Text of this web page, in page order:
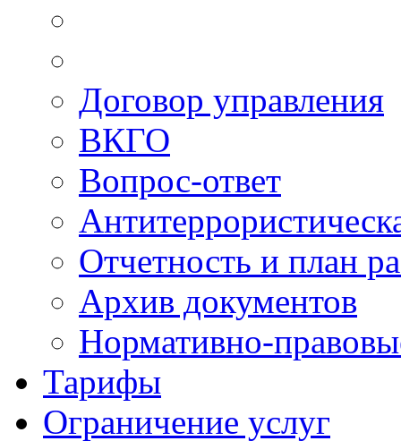
Договор управления
ВКГО
Вопрос-ответ
Отчетность и план
Архив документов
Нормативно-
Тарифы
Ограничение услуг